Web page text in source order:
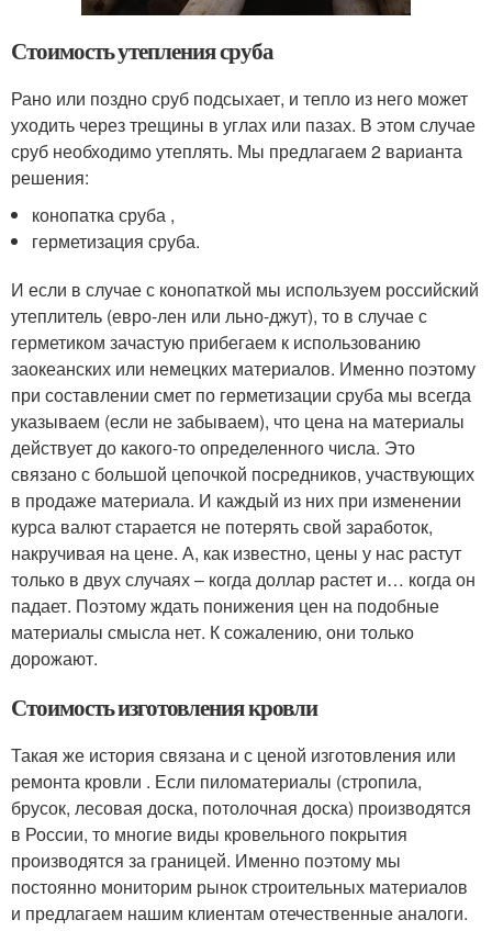
Стоимость утепления сруба
Рано или поздно сруб подсыхает, и тепло из него может
уходить через трещины в углах или пазах. В этом случае
сруб необходимо утеплять. Мы предлагаем 2 варианта
решения:
конопатка сруба ,
герметизация сруба.
И если в случае с конопаткой мы используем российский
утеплитель (евро-лен или льно-джут), то в случае с
герметиком зачастую прибегаем к использованию
заокеанских или немецких материалов. Именно поэтому
при составлении смет по герметизации сруба мы всегда
указываем (если не забываем), что цена на материалы
действует до какого-то определенного числа. Это
связано с большой цепочкой посредников, участвующих
в продаже материала. И каждый из них при изменении
курса валют старается не потерять свой заработок,
накручивая на цене. А, как известно, цены у нас растут
только в двух случаях – когда доллар растет и… когда он
падает. Поэтому ждать понижения цен на подобные
материалы смысла нет. К сожалению, они только
дорожают.
Стоимость изготовления кровли
Такая же история связана и с ценой изготовления или
ремонта кровли . Если пиломатериалы (стропила,
брусок, лесовая доска, потолочная доска) производятся
в России, то многие виды кровельного покрытия
производятся за границей. Именно поэтому мы
постоянно мониторим рынок строительных материалов
и предлагаем нашим клиентам отечественные аналоги.